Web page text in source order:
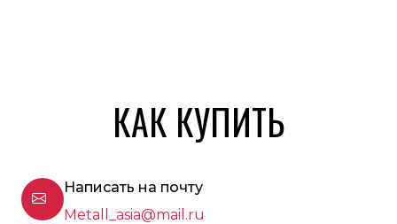
КАК КУПИТЬ
Написать на почту
Metall_asia@mail.ru